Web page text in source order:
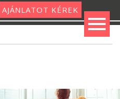
AJÁNLATOT KÉREK